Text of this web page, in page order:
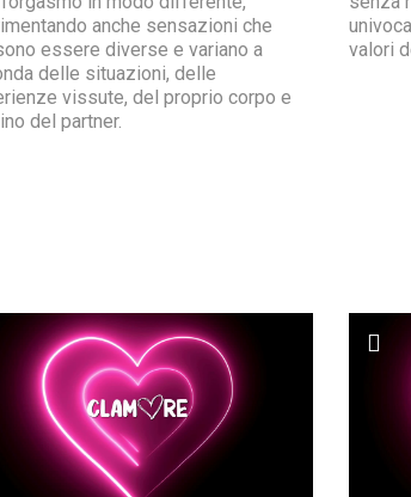
anche sensazioni che
essere diverse e variano a
delle situazioni, delle
vissute, del proprio corpo e
del partner.
valori